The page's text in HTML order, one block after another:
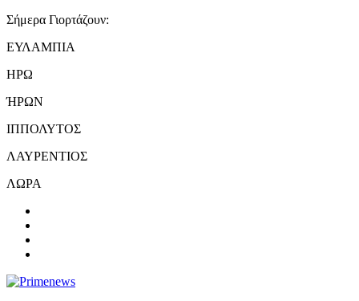
Σήμερα Γιορτάζουν:
ΕΥΛΑΜΠΙΑ
ΗΡΩ
ΉΡΩΝ
ΙΠΠΟΛΥΤΟΣ
ΛΑΥΡΕΝΤΙΟΣ
ΛΩΡΑ